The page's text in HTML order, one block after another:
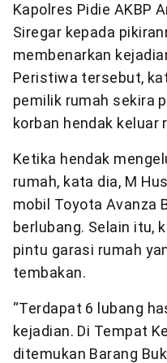
Kapolres Pidie AKBP
Siregar kepada
membenarkan
Peristiwa tersebut,
pemilik rumah sekira
korban hendak keluar
Ketika hendak
rumah, kata dia, M
mobil Toyota Avanza
berlubang. Selain itu,
pintu garasi rumah
tembakan.
“Terdapat 6 lubang
kejadian. Di Tempat
ditemukan Barang